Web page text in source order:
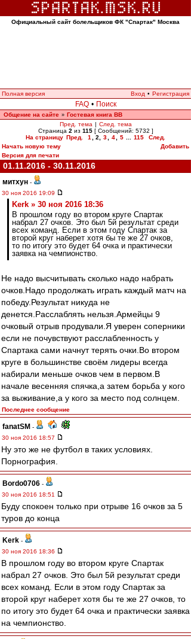
Официальный сайт болельщиков ФК "Спартак" Москва
Полная версия Вход • Регистрация
FAQ • Поиск
Общение на сайте » Гостевая книга ВВ
Пред. тема | След. тема
Страница 2 из 115[ Сообщений: 5732 ]
На страницу Пред. 1 2 3 4 5 115
След.
Начать новую тему
Добавить
Версия для печати
01.11.2016 - 30.11.2016
митхун -
30 ноя 2016 19:09
Kerk » 30 ноя 2016 18:36
В прошлом году во втором круге Спартак
набрал 27 очков. Это был 5й результат среди
всех команд. Если в этом году Спартак за
второй круг наберет хотя бы те же 27 очков,
то по итогу это будет 64 очка и практически
заявка на чемпионство.
Не надо высчитывать сколько надо набрать
очков.Надо продолжать играть каждый матч на
победу.Результат никуда не
денется.Расслаблять нельзя.Армейцы 9
очковый отрыв продували.Я уверен соперники
если не почувствуют расслабленность у
Спартака сами начнут терять очки.Во втором
круге в большинстве своём лидеры всегда
набирали меньше очков чем в первом.В
начале весенняя спячка,а затем борьба у кого
за выживание,а у кого за место под солнцем.
Последнее сообщение
fanatSM -
30 ноя 2016 18:57
Ну это же не футбол в таких условиях.
Порнография.
Bordo0706 -
30 ноя 2016 18:51
Буду спокоен только при отрыве 16 очков за 5
туров до конца
Kerk -
30 ноя 2016 18:36
В прошлом году во втором круге Спартак
набрал 27 очков. Это был 5й результат среди
всех команд. Если в этом году Спартак за
второй круг наберет хотя бы те же 27 очков, то
по итогу это будет 64 очка и практически заявка
на чемпионство.